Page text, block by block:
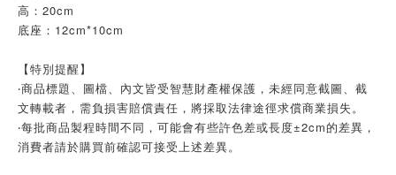
高：20cm
底座：12cm*10cm
【特別提醒】
‧商品標題、圖檔、內文皆受智慧財產權保護，未經同意截圖、截
文轉載者，需負損害賠償責任，將採取法律途徑求償商業損失。
‧每批商品製程時間不同，可能會有些許色差或長度±2cm的差異，
消費者請於購買前確認可接受上述差異。